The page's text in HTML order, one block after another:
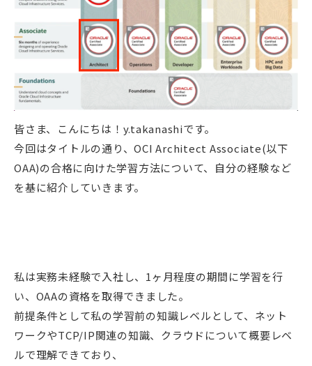
皆さま、こんにちは！y.takanashiです。
今回はタイトルの通り、OCI Architect Associate(以下
OAA)の合格に向けた学習方法について、自分の経験など
を基に紹介していきます。
私は実務未経験で入社し、1ヶ月程度の期間に学習を行
い、OAAの資格を取得できました。
前提条件として私の学習前の知識レベルとして、ネット
ワークやTCP/IP関連の知識、クラウドについて概要レベ
ルで理解できており、